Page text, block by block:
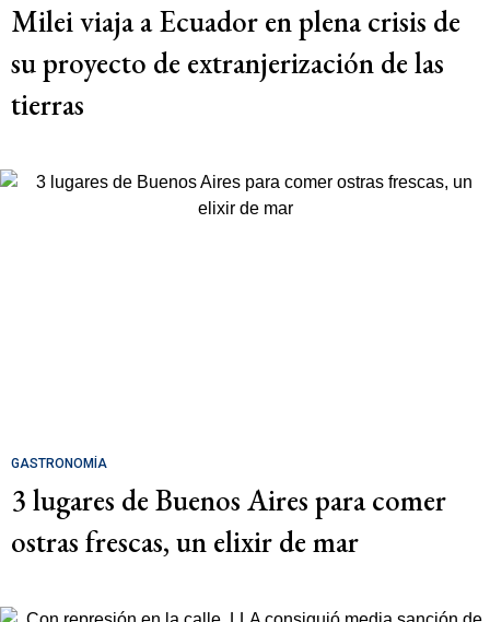
Milei viaja a Ecuador en plena crisis de
su proyecto de extranjerización de las
tierras
GASTRONOMÍA
3 lugares de Buenos Aires para comer
ostras frescas, un elixir de mar